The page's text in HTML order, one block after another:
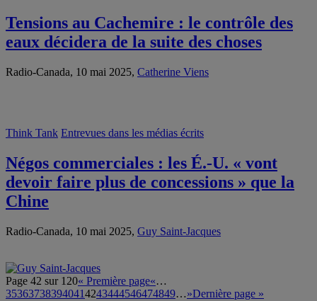
Tensions au Cachemire : le contrôle des
eaux décidera de la suite des choses
Radio-Canada, 10 mai 2025, Catherine Viens
Think Tank Entrevues dans les médias écrits
Négos commerciales : les É.-U. « vont
devoir faire plus de concessions » que la
Chine
Radio-Canada, 10 mai 2025, Guy Saint-Jacques
Page 42 sur 120« Première page«…
353637383940414243444546474849…»Dernière page »